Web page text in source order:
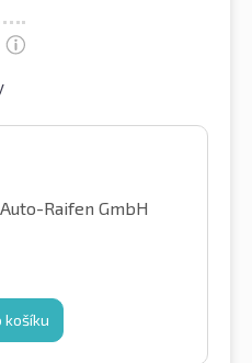
Raifen GmbH
košíku